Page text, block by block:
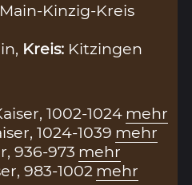
Main-Kinzig-Kreis
Kreis: Kitzingen
1002-1024 mehr
1024-1039 mehr
936-973 mehr
983-1002 mehr